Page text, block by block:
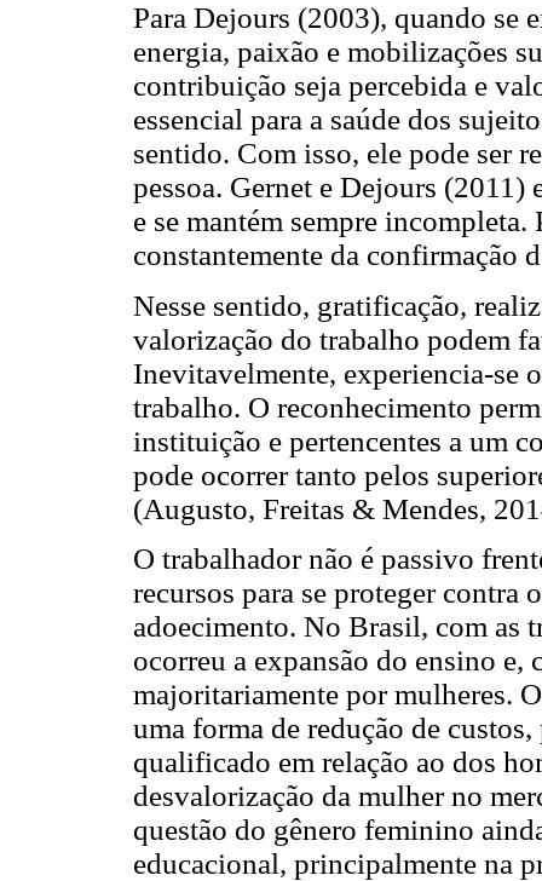
Para Dejours (2003), quando se
energia, paixão e mobilizações
contribuição seja percebida e
essencial para a saúde dos
sentido. Com isso, ele pode ser
pessoa. Gernet e Dejours
e se mantém sempre incompleta.
constantemente da confirmação
Nesse sentido, gratificação,
valorização do trabalho podem
Inevitavelmente, experiencia-se
trabalho. O reconhecimento
instituição e pertencentes a um
pode ocorrer tanto pelos
(Augusto, Freitas & Mendes,
O trabalhador não é passivo
recursos para se proteger contra
adoecimento. No Brasil, com as
ocorreu a expansão do ensino
majoritariamente por mulheres.
uma forma de redução de
qualificado em relação ao dos
desvalorização da mulher no
questão do gênero feminino
educacional, principalmente na